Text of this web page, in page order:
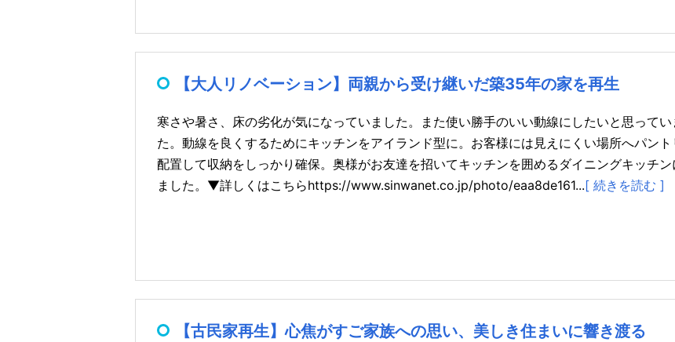
【大人リノベーション】両親から受け継いだ築35年の家を再生
寒さや暑さ、床の劣化が気になっていました。また使い勝手のいい動線にしたいと思ってい
た。動線を良くするためにキッチンをアイランド型に。お客様には見えにくい場所へパント
配置して収納をしっかり確保。奥様がお友達を招いてキッチンを囲めるダイニングキッチン
ました。▼詳しくはこちらhttps://www.sinwanet.co.jp/photo/eaa8de161...[ 続きを読む ]
【古民家再生】心焦がすご家族への思い、美しき住まいに響き渡る